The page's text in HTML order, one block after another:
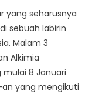
yang seharusnya
sebuah labirin
Malam 3
Alkimia
mulai 8 Januari
an yang mengikuti